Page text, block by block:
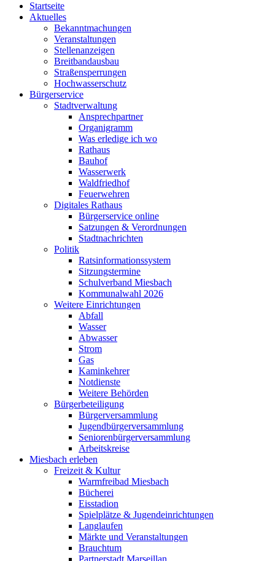
Startseite
Aktuelles
Bekanntmachungen
Veranstaltungen
Stellenanzeigen
Breitbandausbau
Straßensperrungen
Hochwasserschutz
Bürgerservice
Stadtverwaltung
Ansprechpartner
Organigramm
Was erledige ich wo
Rathaus
Bauhof
Wasserwerk
Waldfriedhof
Feuerwehren
Digitales Rathaus
Bürgerservice online
Satzungen & Verordnungen
Stadtnachrichten
Politik
Ratsinformationssystem
Sitzungstermine
Schulverband Miesbach
Kommunalwahl 2026
Weitere Einrichtungen
Abfall
Wasser
Abwasser
Strom
Gas
Kaminkehrer
Notdienste
Weitere Behörden
Bürgerbeteiligung
Bürgerversammlung
Jugendbürgerversammlung
Seniorenbürgerversammlung
Arbeitskreise
Miesbach erleben
Freizeit & Kultur
Warmfreibad Miesbach
Bücherei
Eisstadion
Spielplätze & Jugendeinrichtungen
Langlaufen
Märkte und Veranstaltungen
Brauchtum
Partnerstadt Marseillan